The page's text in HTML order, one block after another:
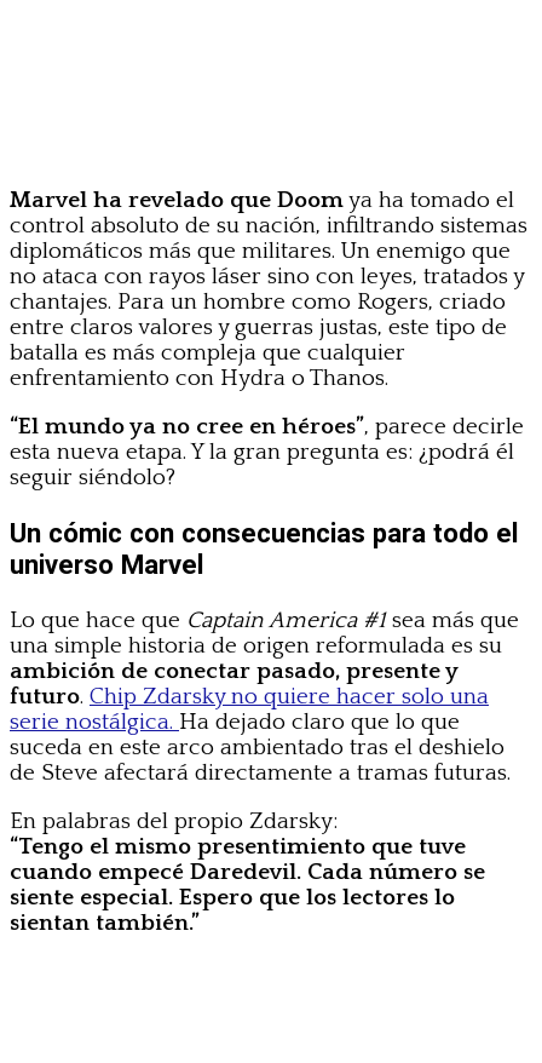
Marvel ha revelado que Doomya ha tomado el
control absoluto de su nación, infiltrando sistemas
diplomáticos más que militares. Un enemigo que
no ataca con rayos láser sino con leyes, tratados y
chantajes. Para un hombre como Rogers, criado
entre claros valores y guerras justas, este tipo de
batalla es más compleja que cualquier
enfrentamiento con Hydra o Thanos.
“El mundo ya no cree en héroes”, parece decirle
esta nueva etapa. Y la gran pregunta es: ¿podrá él
seguir siéndolo?
Un cómic con consecuencias para todo el
universo Marvel
Lo que hace que Captain America #1sea más que
una simple historia de origen reformulada es su
ambición de conectar pasado, presente y
futuro. Chip Zdarsky no quiere hacer solo una
serie nostálgica. Ha dejado claro que lo que
suceda en este arco ambientado tras el deshielo
de Steve afectará directamente a tramas futuras.
En palabras del propio Zdarsky:
“Tengo el mismo presentimiento que tuve
cuando empecé Daredevil. Cada número se
siente especial. Espero que los lectores lo
sientan también.”